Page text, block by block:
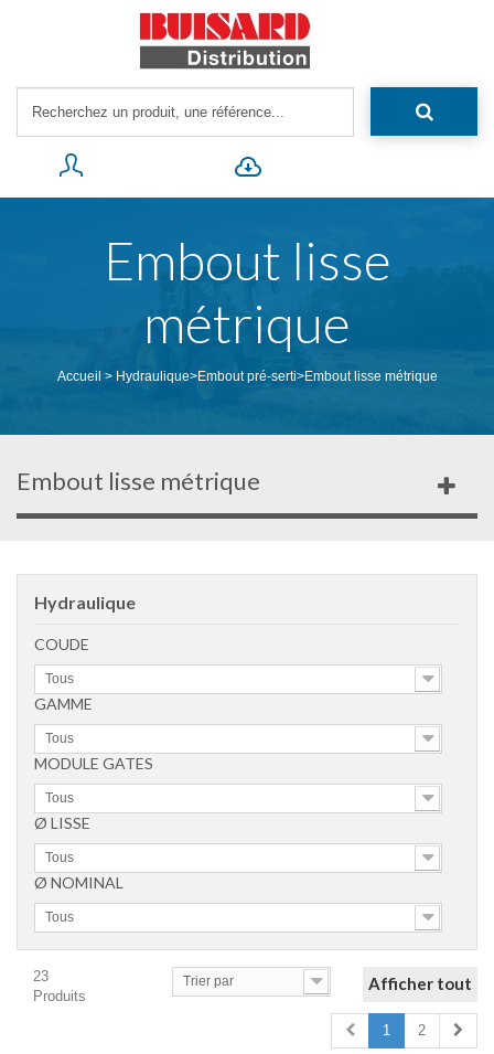
Embout lisse
métrique
Accueil > Hydraulique>Embout pré-serti>Embout lisse métrique
Embout lisse métrique
Hydraulique
COUDE
Tous
GAMME
Tous
MODULE GATES
Tous
Ø LISSE
Tous
Ø NOMINAL
Tous
23
Produits
Afficher tout
1 2
Trier par